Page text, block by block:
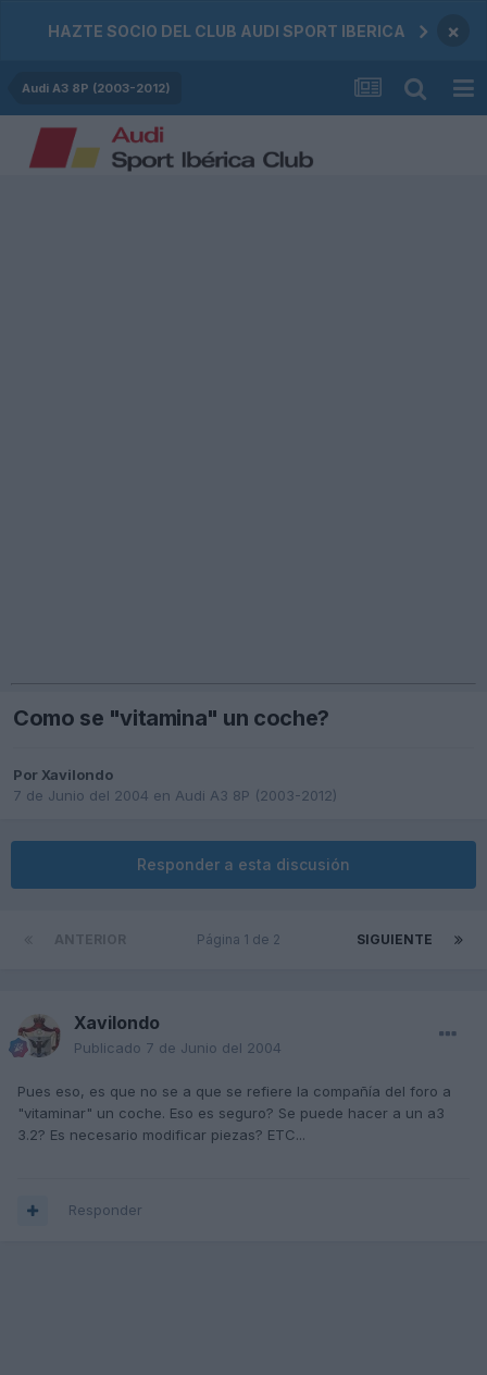
HAZTE SOCIO DEL CLUB AUDI SPORT IBERICA ×
Audi A3 8P (2003-2012)
Como se "vitamina" un coche?
PorXavilondo
7 de Junio del 2004 en Audi A3 8P (2003-2012)
Responder a esta discusión
SIGUIENTE
Página 1 de 2
Xavilondo
Publicado 7 de Junio del 2004
Pues eso, es que no se a que se refiere la compañía del foro a
"vitaminar" un coche. Eso es seguro? Se puede hacer a un a3
3.2? Es necesario modificar piezas? ETC...
Responder